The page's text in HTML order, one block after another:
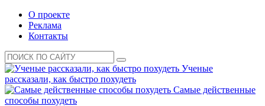
О проекте
Реклама
Контакты
Ученые
рассказали, как быстро похудеть
Самые действенные
способы похудеть